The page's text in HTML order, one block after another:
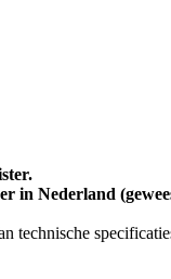
in Nederland
technische